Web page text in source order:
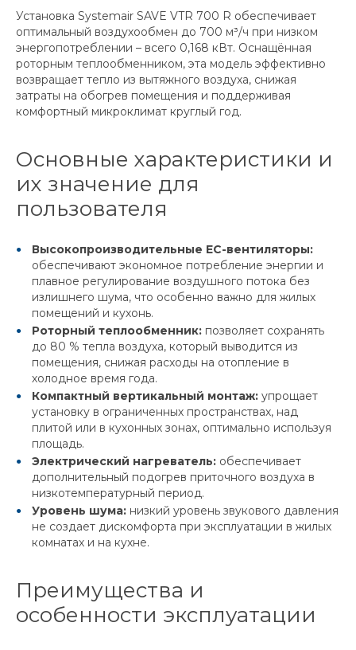
Установка Systemair SAVE VTR 700 R обеспечивает
оптимальный воздухообмен до 700 м³/ч при низком
энергопотреблении – всего 0,168 кВт. Оснащённая
роторным теплообменником, эта модель эффективно
возвращает тепло из вытяжного воздуха, снижая
затраты на обогрев помещения и поддерживая
комфортный микроклимат круглый год.
Основные характеристики и
их значение для
пользователя
Высокопроизводительные EC-вентиляторы:
обеспечивают экономное потребление энергии и
плавное регулирование воздушного потока без
излишнего шума, что особенно важно для жилых
помещений и кухонь.
Роторный теплообменник: позволяет сохранять
до 80 % тепла воздуха, который выводится из
помещения, снижая расходы на отопление в
холодное время года.
Компактный вертикальный монтаж: упрощает
установку в ограниченных пространствах, над
плитой или в кухонных зонах, оптимально используя
площадь.
Электрический нагреватель: обеспечивает
дополнительный подогрев приточного воздуха в
низкотемпературный период.
Уровень шума: низкий уровень звукового давления
не создает дискомфорта при эксплуатации в жилых
комнатах и на кухне.
Преимущества и
особенности эксплуатации